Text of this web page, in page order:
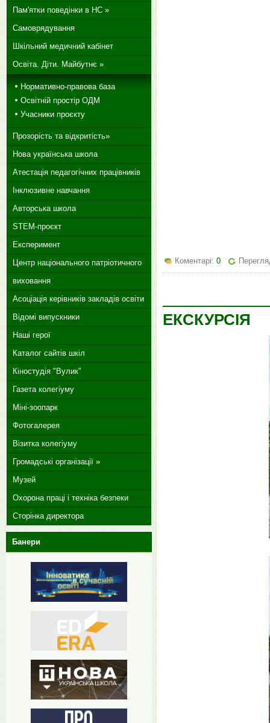
Коментарі: 0
ЕКСКУРСІЯ
Пам'ятки поведінки в НС »
Самоврядування
Шкільний медичний кабінет
Освіта. Діти. Майбутнє »
Нормативно-правова база
Освітній простір ОДМ
Учасники проєкту
Прозорість та відкритість»
Нова українська школа
Атестація педагогічних працівників
Інклюзивне навчання
Авторська школа
STEM-проєкт
Експеримент
Центр національного патріотичного
виховання
Асоціація керівників закладів освіти
Відомі випускники
Наші герої
Каталог сайтів шкіл
Кіностудія "Вулик"
Газета колегіуму
Міні-зоопарк
Фотогалерея
Візитка колегіуму
Громадські організації »
Музей
Охорона праці і техніка безпеки
Сторінка директора
Банери